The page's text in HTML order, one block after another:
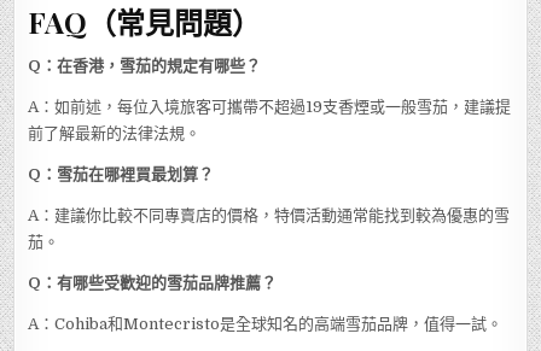
FAQ（常見問題）
Q：在香港，雪茄的規定有哪些？
A：如前述，每位入境旅客可攜帶不超過19支香煙或一般雪茄，建議提
前了解最新的法律法規。
Q：雪茄在哪裡買最划算？
A：建議你比較不同專賣店的價格，特價活動通常能找到較為優惠的雪
茄。
Q：有哪些受歡迎的雪茄品牌推薦？
A：Cohiba和Montecristo是全球知名的高端雪茄品牌，值得一試。